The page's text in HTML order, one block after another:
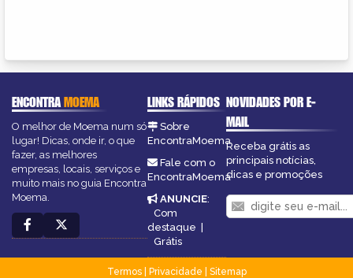
ENCONTRAMOEMA
O melhor de Moema num só
lugar! Dicas, onde ir, o que
fazer, as melhores
empresas, locais, serviços e
muito mais no guia Encontra
Moema.
LINKS RÁPIDOS
Sobre
EncontraMoema
Fale com o
EncontraMoema
ANUNCIE:
Com
destaque |
Grátis
NOVIDADES POR E-
MAIL
Receba grátis as
principais notícias,
dicas e promoções
Termos| Privacidade
Sitemap